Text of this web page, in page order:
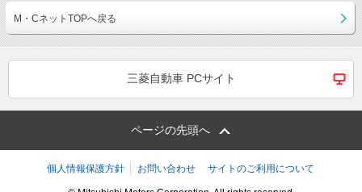
M・CネットTOPへ戻る
三菱自動車 PCサイト
ページの先頭へ
個人情報保護方針 お問い合わせ サイトのご利用について